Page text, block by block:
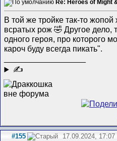
Re: Heroes of Might
В той же тройке так-то
всратых рож 🤣 Другое дело,
одного героя, про которого
кароч буду всегда пикать".
✍
#155 17.09.2024, 17:07